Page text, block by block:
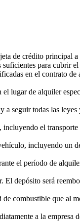
de crédito principal
para cubrir
en el contrato
lugar de alquiler
seguir todas las
el
incluyendo
el período de
depósito será
combustible que al
a la